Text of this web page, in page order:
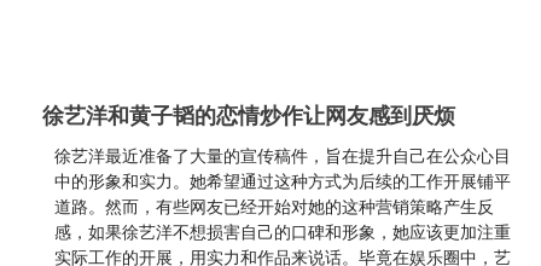
徐艺洋和黄子韬的恋情炒作让网友感到厌烦
徐艺洋最近准备了大量的宣传稿件，旨在提升自己在公众心目
中的形象和实力。她希望通过这种方式为后续的工作开展铺平
道路。然而，有些网友已经开始对她的这种营销策略产生反
感，如果徐艺洋不想损害自己的口碑和形象，她应该更加注重
实际工作的开展，用实力和作品来说话。毕竟在娱乐圈中，艺